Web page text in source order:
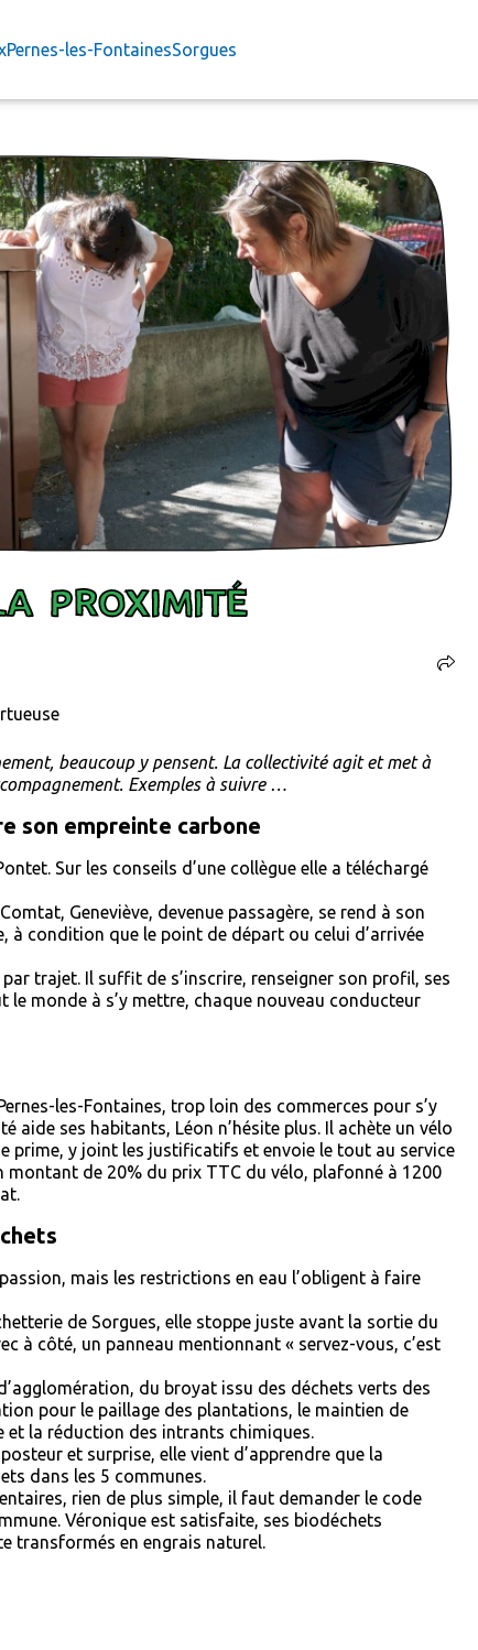
Pernes-les-FontainesSorgues
PROXIMITÉ
beaucoup y pensent. La collectivité agit et met à
Exemples à suivre …
son empreinte carbone
Sur les conseils d’une collègue elle a téléchargé
Geneviève, devenue passagère, se rend à son
à condition que le point de départ ou celui d’arrivée
trajet. Il suffit de s’inscrire, renseigner son profil, ses
monde à s’y mettre, chaque nouveau conducteur
les-Fontaines, trop loin des commerces pour s’y
aide ses habitants, Léon n’hésite plus. Il achète un vélo
prime, y joint les justificatifs et envoie le tout au service
montant de 20% du prix TTC du vélo, plafonné à 1200
mais les restrictions en eau l’obligent à faire
de Sorgues, elle stoppe juste avant la sortie du
à côté, un panneau mentionnant « servez-vous, c’est
du broyat issu des déchets verts des
pour le paillage des plantations, le maintien de
et la réduction des intrants chimiques.
et surprise, elle vient d’apprendre que la
dans les 5 communes.
rien de plus simple, il faut demander le code
Véronique est satisfaite, ses biodéchets
transformés en engrais naturel.